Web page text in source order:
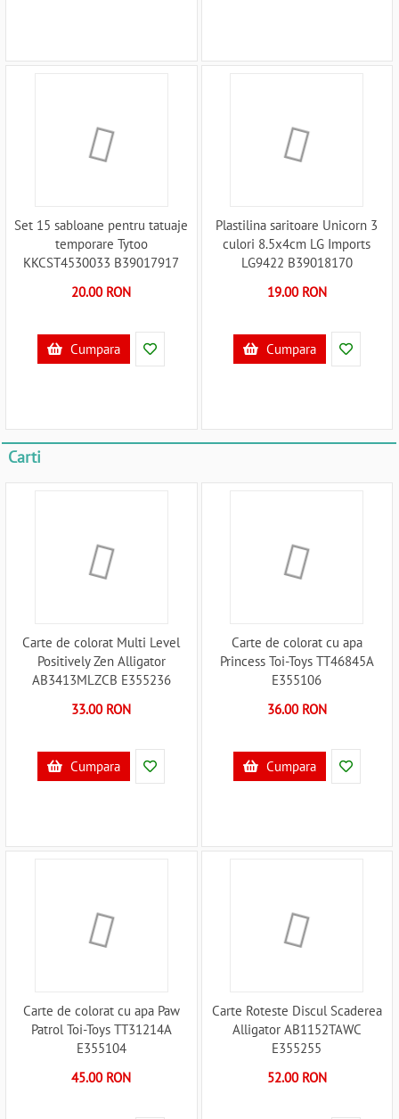
Set 15 sabloane pentru tatuaje
temporare Tytoo
KKCST4530033 B39017917
20.00 RON
Cumpara
Plastilina saritoare Unicorn 3
culori 8.5x4cm LG Imports
LG9422 B39018170
19.00 RON
Cumpara
Carti
Carte de colorat Multi Level
Positively Zen Alligator
AB3413MLZCB E355236
33.00 RON
Cumpara
Carte de colorat cu apa
Princess Toi-Toys TT46845A
E355106
36.00 RON
Cumpara
Carte de colorat cu apa Paw
Patrol Toi-Toys TT31214A
E355104
45.00 RON
Carte Roteste Discul Scaderea
Alligator AB1152TAWC
E355255
52.00 RON